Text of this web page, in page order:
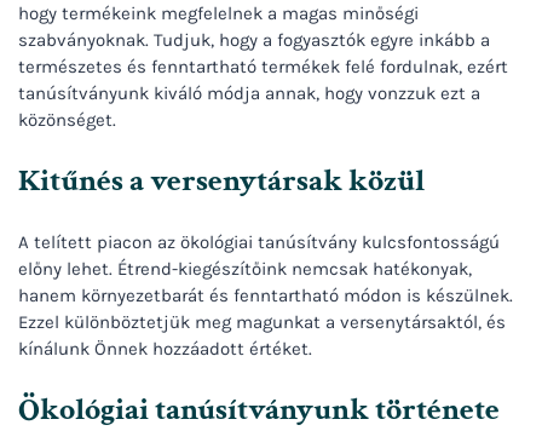
hogy termékeink megfelelnek a magas minőségi
szabványoknak. Tudjuk, hogy a fogyasztók egyre inkább a
természetes és fenntartható termékek felé fordulnak, ezért
tanúsítványunk kiváló módja annak, hogy vonzzuk ezt a
közönséget.
Kitűnés a versenytársak közül
A telített piacon az ökológiai tanúsítvány kulcsfontosságú
előny lehet. Étrend-kiegészítőink nemcsak hatékonyak,
hanem környezetbarát és fenntartható módon is készülnek.
Ezzel különböztetjük meg magunkat a versenytársaktól, és
kínálunk Önnek hozzáadott értéket.
Ökológiai tanúsítványunk története